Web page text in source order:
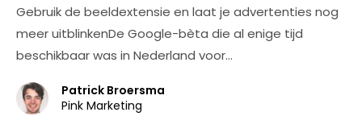
Gebruik de beeldextensie en laat je advertenties nog
meer uitblinkenDe Google-bèta die al enige tijd
beschikbaar was in Nederland voor…
Patrick Broersma
Pink Marketing